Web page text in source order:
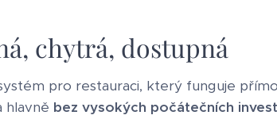
chytrá, dostupná
pro restauraci, který funguje
hlavně bez vysokých počátečních